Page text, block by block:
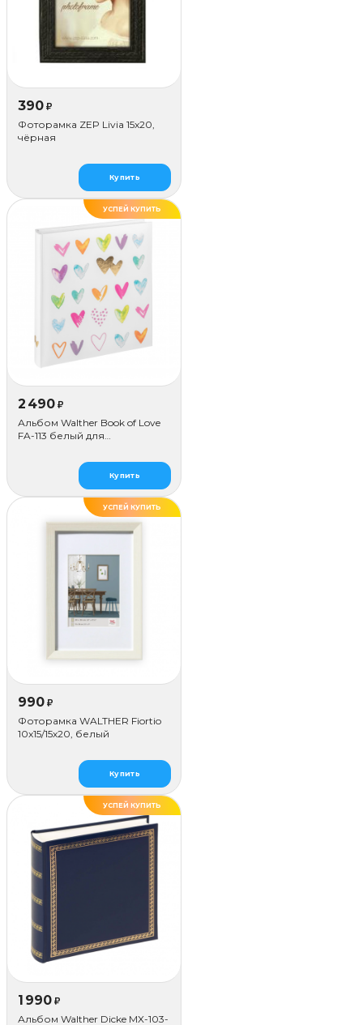
390 ₽
Фоторамка ZEP Livia 15x20,
чёрная
Купить
УСПЕЙ КУПИТЬ
2 490 ₽
Альбом Walther Book of Love
FA-113 белый для
Купить
УСПЕЙ КУПИТЬ
990 ₽
Фоторамка WALTHER Fiortio
10x15/15х20, белый
Купить
УСПЕЙ КУПИТЬ
1 990 ₽
Альбом Walther Dicke MX-103-